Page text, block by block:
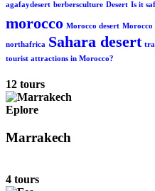
agafaydesert berbersculture Desert Is it
morocco Morocco desert Morocco
northafrica Sahara desert
tourist attractions in Morocco?
12 tours
Eplore
Marrakech
4 tours